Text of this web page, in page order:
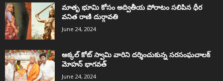
మాతృ భూమి కోసం అద్వితీయ పోరాటం సలిపిన ధీర
వనిత రాణి దుర్గావతి
June 24, 2024
అక్కల్‌ కోట్‌ స్వామి వారిని దర్శించుకున్న సరసంఘచాలక్
మోహన్ భాగవత్
June 24, 2024